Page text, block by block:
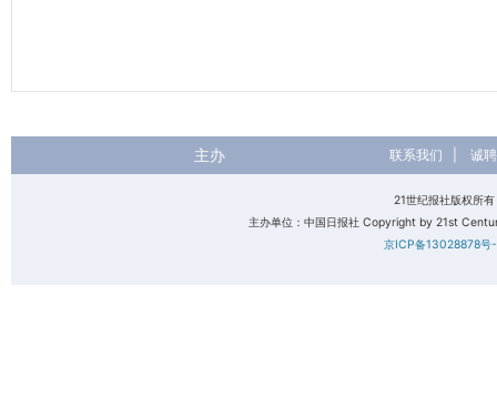
主办 联系我们 诚
21世纪报社版权所
主办单位：中国日报社 Copyright by 21st
京ICP备13028878号